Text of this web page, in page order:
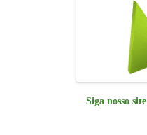
Siga nosso site